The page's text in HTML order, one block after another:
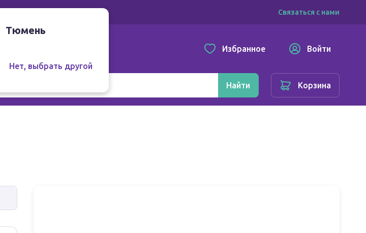
Связаться с нами
Избранное Войти
Найти Корзина
Тюмень
Нет, выбрать другой